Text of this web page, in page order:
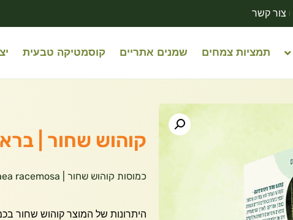
צור קשר
תמציות צמחים שמנים אתריים קוסמטיקה טבעית
קוהוש שחור | ברא צמחים
כמוסות קוהוש שחור | Actaea racemosa
היתרונות של המוצר קוהוש שחור